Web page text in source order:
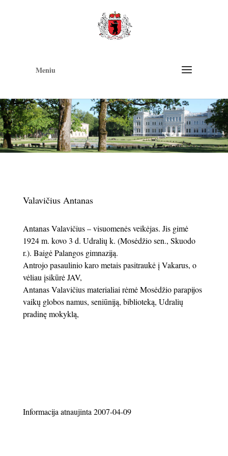
Meniu
Valavičius Antanas
Antanas Valavičius – visuomenės veikėjas. Jis gimė
1924 m. kovo 3 d. Udralių k. (Mosėdžio sen., Skuodo
r.). Baigė Palangos gimnaziją.
Antrojo pasaulinio karo metais pasitraukė į Vakarus, o
vėliau įsikūrė JAV,
Antanas Valavičius materialiai rėmė Mosėdžio parapijos
vaikų globos namus, seniūniją, biblioteką, Udralių
pradinę mokyklą,
Informacija atnaujinta 2007-04-09